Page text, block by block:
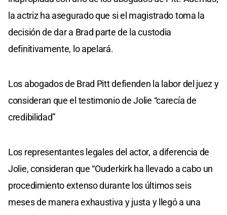
la actriz ha asegurado que si el magistrado toma la
decisión de dar a Brad parte de la custodia
definitivamente, lo apelará.
Los abogados de Brad Pitt defienden la labor del juez y
consideran que el testimonio de Jolie “carecía de
credibilidad”
Los representantes legales del actor, a diferencia de
Jolie, consideran que “Ouderkirk ha llevado a cabo un
procedimiento extenso durante los últimos seis
meses de manera exhaustiva y justa y llegó a una